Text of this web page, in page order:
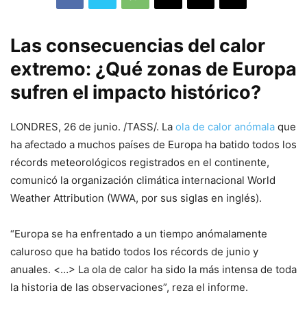
Las consecuencias del calor
extremo: ¿Qué zonas de Europa
sufren el impacto histórico?
LONDRES, 26 de junio. /TASS/. La ola de calor anómala que
ha afectado a muchos países de Europa ha batido todos los
récords meteorológicos registrados en el continente,
comunicó la organización climática internacional World
Weather Attribution (WWA, por sus siglas en inglés).
“Europa se ha enfrentado a un tiempo anómalamente
caluroso que ha batido todos los récords de junio y
anuales. <…> La ola de calor ha sido la más intensa de toda
la historia de las observaciones”, reza el informe.